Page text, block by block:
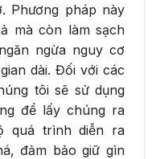
Phương pháp này
mà còn làm sạch
ngừa nguy cơ
dài. Đối với các
tôi sẽ sử dụng
để lấy chúng ra
quá trình diễn ra
đảm bảo giữ gìn